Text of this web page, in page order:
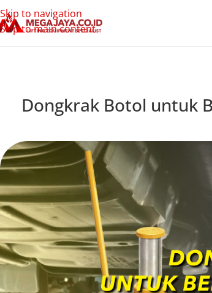
Skip to navigation
Skip to main content
Dongkrak Botol untuk